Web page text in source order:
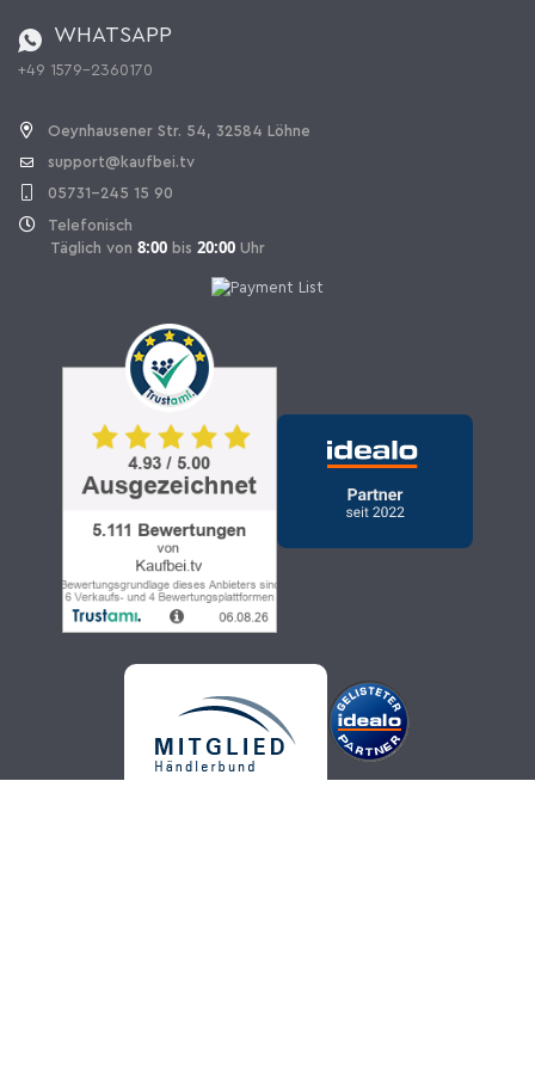
WHATSAPP
+49 1579-2360170
Oeynhausener Str. 54, 32584 Löhne
support@kaufbei.tv
05731-245 15 90
Telefonisch
Täglich von 8:00 bis 20:00 Uhr